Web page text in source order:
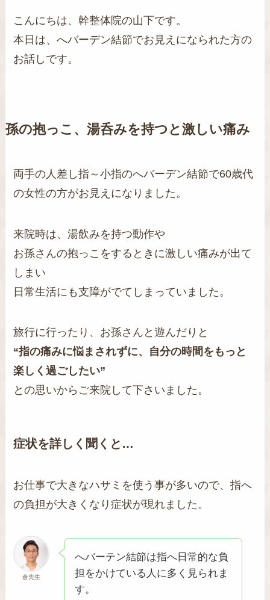
こんにちは、幹整体院の山下です。
本日は、へバーデン結節でお見えになられた方の
お話しです。
孫の抱っこ、湯呑みを持つと激しい痛み
両手の人差し指～小指のへバーデン結節で60歳代
の女性の方がお見えになりました。
来院時は、湯飲みを持つ動作や
お孫さんの抱っこをするときに激しい痛みが出て
しまい
日常生活にも支障がでてしまっていました。
旅行に行ったり、お孫さんと遊んだりと
“指の痛みに悩まされずに、自分の時間をもっと
楽しく過ごしたい”
との思いからご来院して下さいました。
症状を詳しく聞くと…
お仕事で大きなハサミを使う事が多いので、指へ
の負担が大きくなり症状が現れました。
倉先生
へバーテン結節は指へ日常的な負
担をかけている人に多く見られま
す。